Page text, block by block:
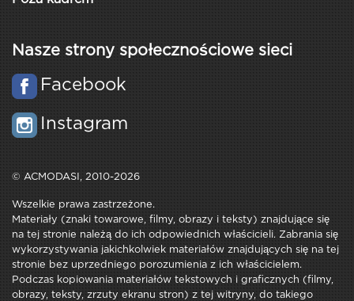
Nasze strony społecznościowe sieci
Facebook
Instagram
© ACMODASI, 2010-2026
Wszelkie prawa zastrzeżone.
Materiały (znaki towarowe, filmy, obrazy i teksty) znajdujące się
na tej stronie należą do ich odpowiednich właścicieli. Zabrania się
wykorzystywania jakichkolwiek materiałów znajdujących się na tej
stronie bez uprzedniego porozumienia z ich właścicielem.
Podczas kopiowania materiałów tekstowych i graficznych (filmy,
obrazy, teksty, zrzuty ekranu stron) z tej witryny, do takiego